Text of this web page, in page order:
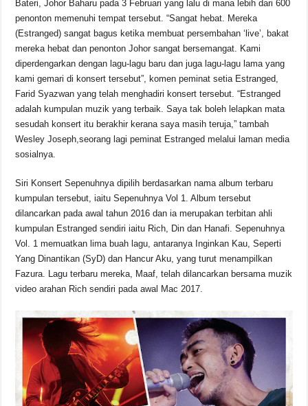
Bateri, Johor Baharu pada 3 Februari yang lalu di mana lebih dari 600
penonton memenuhi tempat tersebut. “Sangat hebat. Mereka
(Estranged) sangat bagus ketika membuat persembahan ‘live’, bakat
mereka hebat dan penonton Johor sangat bersemangat. Kami
diperdengarkan dengan lagu-lagu baru dan juga lagu-lagu lama yang
kami gemari di konsert tersebut”, komen peminat setia Estranged,
Farid Syazwan yang telah menghadiri konsert tersebut. “Estranged
adalah kumpulan muzik yang terbaik. Saya tak boleh lelapkan mata
sesudah konsert itu berakhir kerana saya masih teruja,” tambah
Wesley Joseph,seorang lagi peminat Estranged melalui laman media
sosialnya.
Siri Konsert Sepenuhnya dipilih berdasarkan nama album terbaru
kumpulan tersebut, iaitu Sepenuhnya Vol 1. Album tersebut
dilancarkan pada awal tahun 2016 dan ia merupakan terbitan ahli
kumpulan Estranged sendiri iaitu Rich, Din dan Hanafi. Sepenuhnya
Vol. 1 memuatkan lima buah lagu, antaranya Inginkan Kau, Seperti
Yang Dinantikan (SyD) dan Hancur Aku, yang turut menampilkan
Fazura. Lagu terbaru mereka, Maaf, telah dilancarkan bersama muzik
video arahan Rich sendiri pada awal Mac 2017.